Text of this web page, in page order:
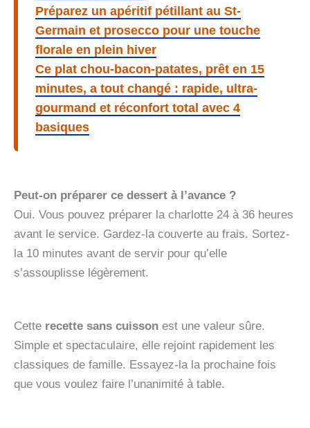
Préparez un apéritif pétillant au St-
Germain et prosecco pour une touche
florale en plein hiver
Ce plat chou-bacon-patates, prêt en 15
minutes, a tout changé : rapide, ultra-
gourmand et réconfort total avec 4
basiques
Peut-on préparer ce dessert à l’avance ?
Oui. Vous pouvez préparer la charlotte 24 à 36 heures
avant le service. Gardez-la couverte au frais. Sortez-
la 10 minutes avant de servir pour qu’elle
s’assouplisse légèrement.
Cette recette sans cuisson est une valeur sûre.
Simple et spectaculaire, elle rejoint rapidement les
classiques de famille. Essayez-la la prochaine fois
que vous voulez faire l’unanimité à table.